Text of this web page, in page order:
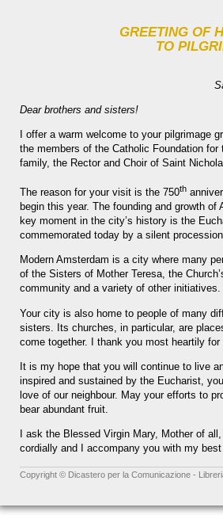
GREETING OF
TO
Dear brothers and sisters!
I offer a warm welcome to your pilgrimage
the members of the Catholic Foundation
family, the Rector and Choir of Saint
The reason for your visit is the 750th
begin this year. The foun­ding and growth
key moment in the city’s history is the
commemorated today by a silent
Modern Am­ster­dam is a city where many
of the Sisters of Mother Teresa, the
community and a variety of other initiatives.
Your city is also home to people of many
sisters. Its churches, in particular, are
come together. I thank you most heartily
It is my hope that you will continue to live
inspired and sustained by the Eucha­rist,
love of our neighbour. May your efforts to
bear abundant fruit.
I ask the Blessed Virgin Mary, Mother of
cordially and I accompany you with my
Copyright © Dicastero per la Comunicazione -